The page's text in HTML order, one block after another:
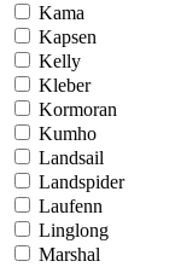
Kama
Kapsen
Kelly
Kleber
Kormoran
Kumho
Landsail
Landspider
Laufenn
Linglong
Marshal